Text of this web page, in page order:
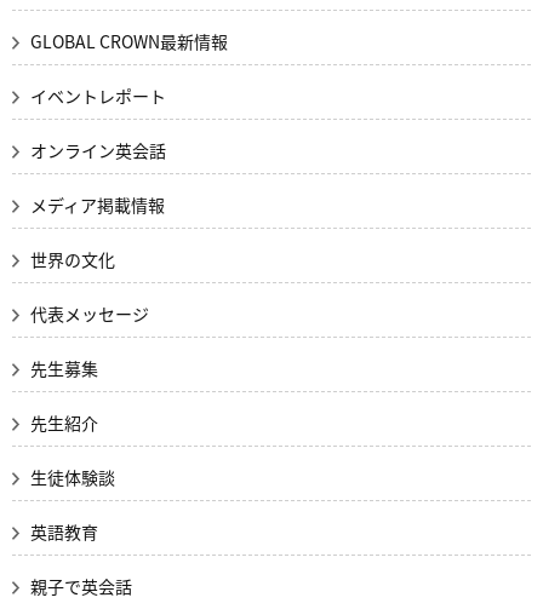
GLOBAL CROWN最新情報
イベントレポート
オンライン英会話
メディア掲載情報
世界の文化
代表メッセージ
先生募集
先生紹介
生徒体験談
英語教育
親子で英会話